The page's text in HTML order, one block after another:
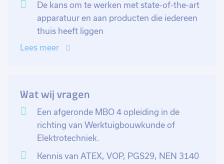
De kans om te werken met state-of-the-art
apparatuur en aan producten die iedereen
thuis heeft liggen
Lees meer
Wat wij vragen
Een afgeronde MBO 4 opleiding in de
richting van Werktuigbouwkunde of
Elektrotechniek.
Kennis van ATEX, VOP, PGS29, NEN 3140